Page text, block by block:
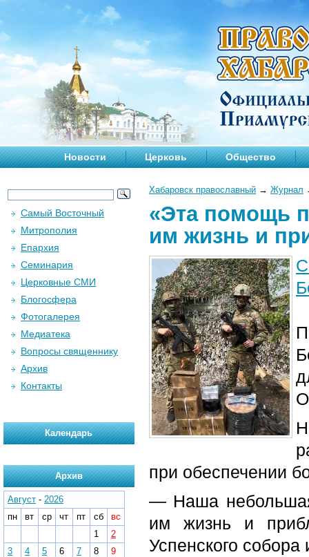
Новости Церковь Общество
Хабаровск православный → Журнал
«Эта помощь
им жизнь и
при обеспечении
— Наша
им жизнь и
Успенского
Самый Восточный
Митрополия
Епархия
Семинария
Церковные СМИ
Блогосфера
Фотогалерея
Медиатека
Вопросы священнику
Архив
Контакты
Календарь
Архив
Август - 2026
пн
вт ср чт пт сб
вс
1
2
3
4 5 6 7 8
9